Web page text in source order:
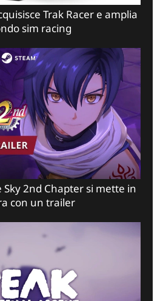
Trak Racer e amplia
sim racing
2nd Chapter si mette in
con un trailer